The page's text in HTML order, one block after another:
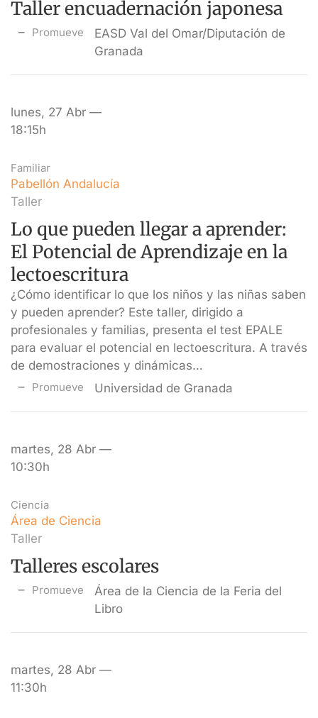
Taller encuadernación japonesa
Promueve
EASD Val del Omar/Diputación de
Granada
lunes, 27 Abr —
18:15h
Familiar
Pabellón Andalucía
Taller
Lo que pueden llegar a aprender:
El Potencial de Aprendizaje en la
lectoescritura
¿Cómo identificar lo que los niños y las niñas saben
y pueden aprender? Este taller, dirigido a
profesionales y familias, presenta el test EPALE
para evaluar el potencial en lectoescritura. A través
de demostraciones y dinámicas…
Promueve Universidad de Granada
martes, 28 Abr —
10:30h
Ciencia
Área de Ciencia
Taller
Talleres escolares
Promueve
Área de la Ciencia de la Feria del
Libro
martes, 28 Abr —
11:30h